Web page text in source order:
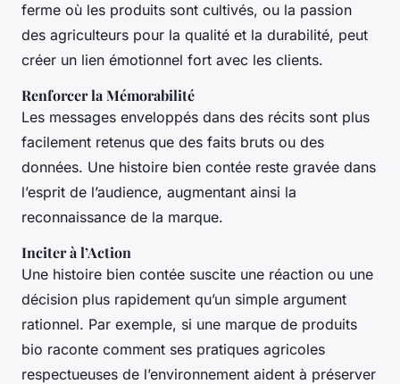
ferme où les produits sont cultivés, ou la passion
des agriculteurs pour la qualité et la durabilité, peut
créer un lien émotionnel fort avec les clients.
Renforcer la Mémorabilité
Les messages enveloppés dans des récits sont plus
facilement retenus que des faits bruts ou des
données. Une histoire bien contée reste gravée dans
l’esprit de l’audience, augmentant ainsi la
reconnaissance de la marque.
Inciter à l’Action
Une histoire bien contée suscite une réaction ou une
décision plus rapidement qu’un simple argument
rationnel. Par exemple, si une marque de produits
bio raconte comment ses pratiques agricoles
respectueuses de l’environnement aident à préserver